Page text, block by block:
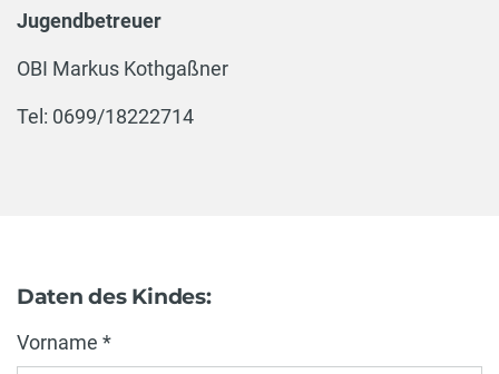
Jugendbetreuer
OBI Markus Kothgaßner
Tel: 0699/18222714
Daten des Kindes:
Vorname *